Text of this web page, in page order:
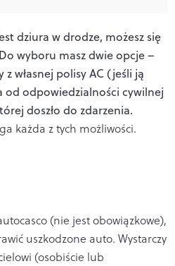
dziura w drodze, możesz się
wyboru masz dwie opcje –
własnej polisy AC (jeśli ją
od odpowiedzialności cywilnej
doszło do zdarzenia.
każda z tych możliwości.
(nie jest obowiązkowe),
uszkodzone auto. Wystarczy
(osobiście lub